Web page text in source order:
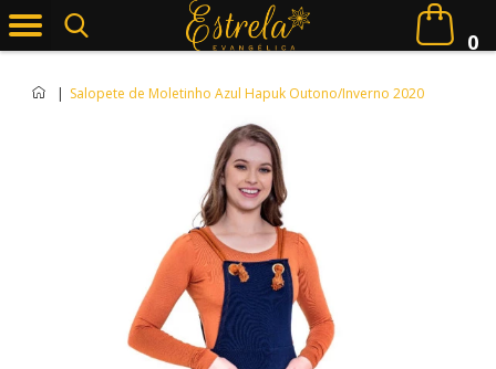
0
| Salopete de Moletinho Azul Hapuk Outono/Inverno 2020